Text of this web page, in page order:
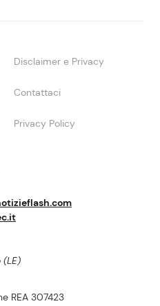
REA 307423
Disclaimer e Privacy
Contattaci
Privacy Policy